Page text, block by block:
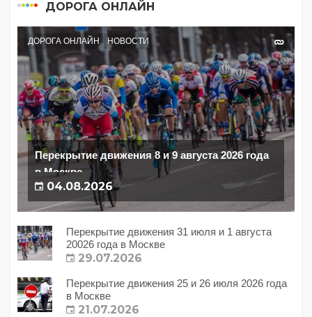
ДОРОГА ОНЛАЙН
ДОРОГА ОНЛАЙН НОВОСТИ
Перекрытие движения 8 и 9 августа 2026 года
в Москве
04.08.2026
Перекрытие движения 31 июля и 1 августа
20026 года в Москве
29.07.2026
Перекрытие движения 25 и 26 июля 2026 года
в Москве
21.07.2026